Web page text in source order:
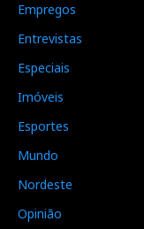
Empregos
Entrevistas
Especiais
Imóveis
Esportes
Mundo
Nordeste
Opinião